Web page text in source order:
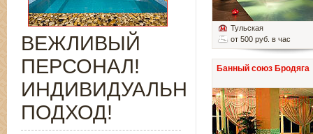
Тульская
от 500 руб. в час
Банный союз Бродяга
ВЕЖЛИВЫЙ
ПЕРСОНАЛ!
ИНДИВИДУАЛЬНЫЙ
ПОДХОД!